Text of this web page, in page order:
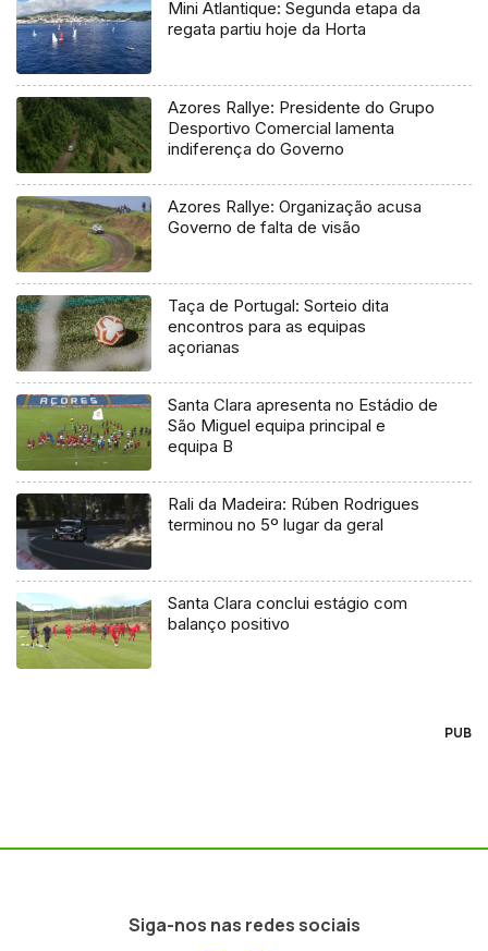
Mini Atlantique: Segunda etapa da
regata partiu hoje da Horta
Azores Rallye: Presidente do Grupo
Desportivo Comercial lamenta
indiferença do Governo
Azores Rallye: Organização acusa
Governo de falta de visão
Taça de Portugal: Sorteio dita
encontros para as equipas
açorianas
Santa Clara apresenta no Estádio de
São Miguel equipa principal e
equipa B
Rali da Madeira: Rúben Rodrigues
terminou no 5º lugar da geral
Santa Clara conclui estágio com
balanço positivo
PUB
Siga-nos nas redes sociais